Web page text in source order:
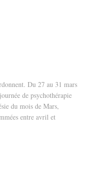
Du 27 au 31 mars
de psychothérapie
du mois de Mars,
entre avril et